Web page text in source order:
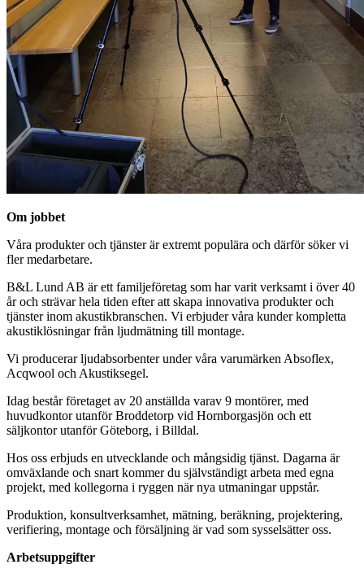
Om jobbet
Våra produkter och tjänster är extremt populära och därför söker vi
fler medarbetare.
B&L Lund AB är ett familjeföretag som har varit verksamt i över 40
år och strävar hela tiden efter att skapa innovativa produkter och
tjänster inom akustikbranschen. Vi erbjuder våra kunder kompletta
akustiklösningar från ljudmätning till montage.
Vi producerar ljudabsorbenter under våra varumärken Absoflex,
Acqwool och Akustiksegel.
Idag består företaget av 20 anställda varav 9 montörer, med
huvudkontor utanför Broddetorp vid Hornborgasjön och ett
säljkontor utanför Göteborg, i Billdal.
Hos oss erbjuds en utvecklande och mångsidig tjänst. Dagarna är
omväxlande och snart kommer du självständigt arbeta med egna
projekt, med kollegorna i ryggen när nya utmaningar uppstår.
Produktion, konsultverksamhet, mätning, beräkning, projektering,
verifiering, montage och försäljning är vad som sysselsätter oss.
Arbetsuppgifter